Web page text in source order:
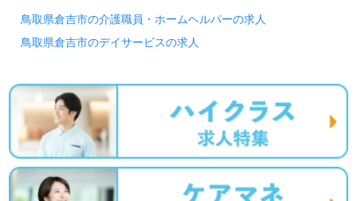
鳥取県倉吉市の介護職員・ホームヘルパーの求人
鳥取県倉吉市のデイサービスの求人